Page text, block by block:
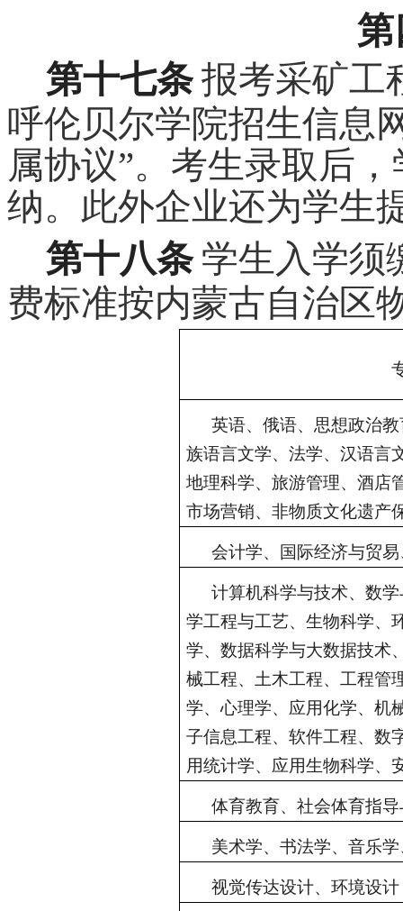
第
第十七条 报考采矿工
呼伦贝尔学院招生信息
属协议”。考生录取后
纳。此外企业还为学生
第十八条 学生入学须
费标准按内蒙古自治区
英语、俄语、思想政治
族语言文学、法学、汉语言
地理科学、旅游管理、酒店
市场营销、非物质文化遗产
会计学、国际经济与贸
计算机科学与技术、数
学工程与工艺、生物科学、
学、数据科学与大数据技术
械工程、土木工程、工程管
学、心理学、应用化学、机
子信息工程、软件工程、数
用统计学、应用生物科学、
体育教育、社会体育指
美术学、书法学、音乐
视觉传达设计、环境设计